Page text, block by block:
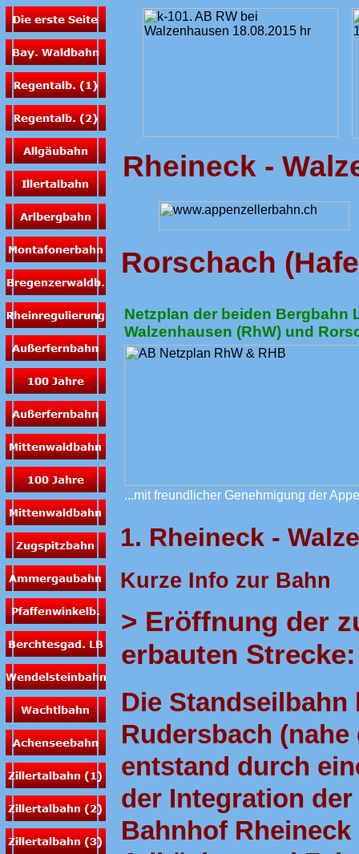
Rheineck -
Rorschach
Netzplan der beiden Bergbahn
Walzenhausen (RhW) und
...mit freundlicher Genehmigung der
1. Rheineck -
Kurze Info zur Bahn
> Eröffnung der
erbauten
Die
Rudersbach (nahe
entstand durch
der Integration
Bahnhof